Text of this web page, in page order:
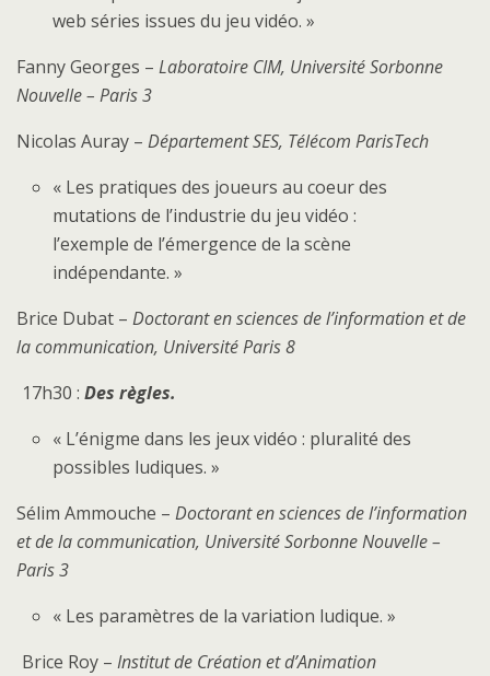
web séries issues du jeu vidéo. »
Fanny Georges – Laboratoire CIM, Université Sorbonne
Nouvelle – Paris 3
Nicolas Auray – Département SES, Télécom ParisTech
« Les pratiques des joueurs au coeur des
mutations de l’industrie du jeu vidéo :
l’exemple de l’émergence de la scène
indépendante. »
Brice Dubat – Doctorant en sciences de l’information et de
la communication, Université Paris 8
17h30 : Des règles.
« L’énigme dans les jeux vidéo : pluralité des
possibles ludiques. »
Sélim Ammouche – Doctorant en sciences de l’information
et de la communication, Université Sorbonne Nouvelle –
Paris 3
« Les paramètres de la variation ludique. »
Brice Roy – Institut de Création et d’Animation